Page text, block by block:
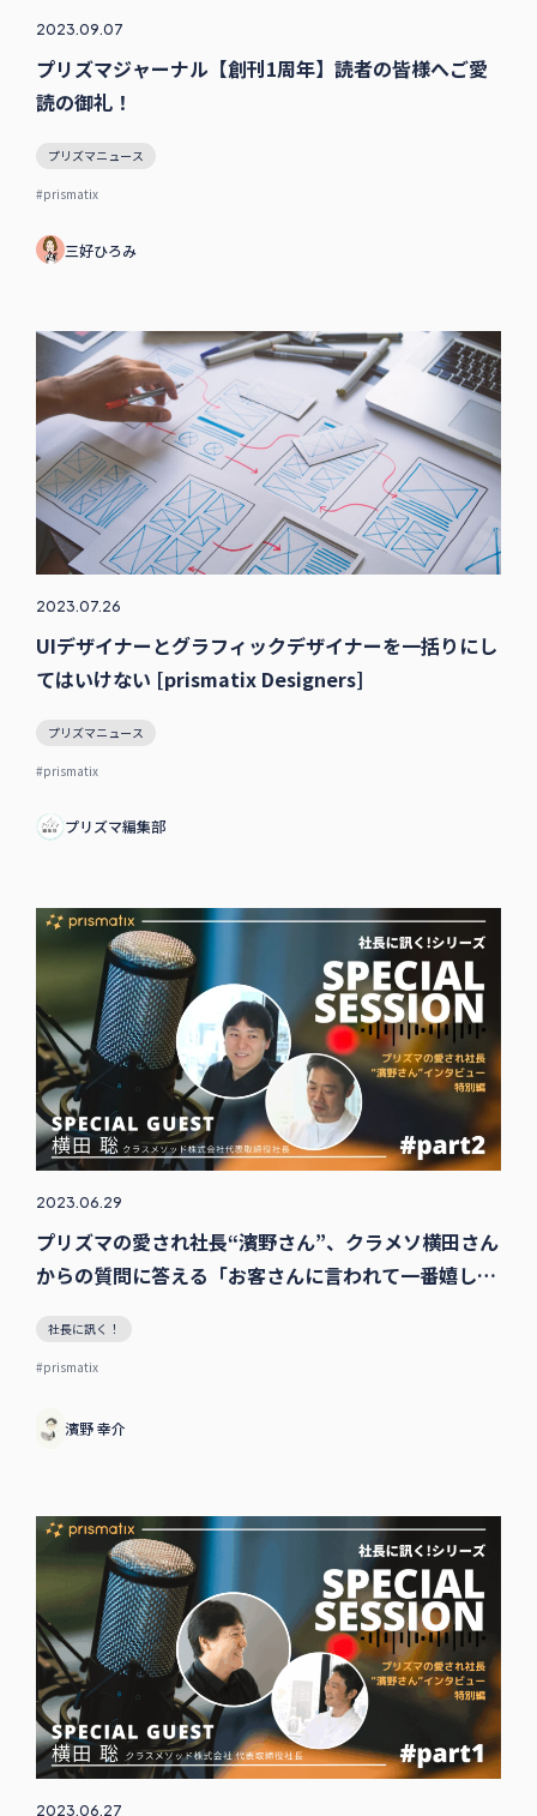
2023.09.07
プリズマジャーナル【創刊1周年】読者の皆様へご愛
読の御礼！
プリズマニュース
#prismatix
三好ひろみ
2023.07.26
UIデザイナーとグラフィックデザイナーを一括りにし
てはいけない [prismatix Designers]
プリズマニュース
#prismatix
プリズマ編集部
2023.06.29
プリズマの愛され社長“濱野さん”、クラメソ横田さん
からの質問に答える「お客さんに言われて一番嬉しい
社長に訊く！
#prismatix
濱野 幸介
2023.06.27